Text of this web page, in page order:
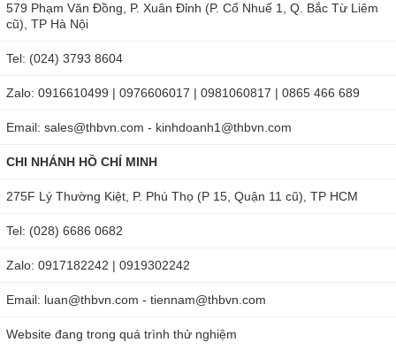
579 Phạm Văn Đồng, P. Xuân Đỉnh (P. Cổ Nhuế 1, Q. Bắc Từ Liêm
cũ), TP Hà Nội
Tel: (024) 3793 8604
Zalo: 0916610499 | 0976606017 | 0981060817 | 0865 466 689
Email: sales@thbvn.com - kinhdoanh1@thbvn.com
CHI NHÁNH HỒ CHÍ MINH
275F Lý Thường Kiệt, P. Phú Thọ (P 15, Quận 11 cũ), TP HCM
Tel: (028) 6686 0682
Zalo: 0917182242 | 0919302242
Email: luan@thbvn.com - tiennam@thbvn.com
Website đang trong quá trình thử nghiệm